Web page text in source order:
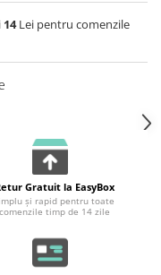
14Lei pentru comenzile
Gratuit la EasyBox
și rapid pentru toate
comenzile timp de 14 zile